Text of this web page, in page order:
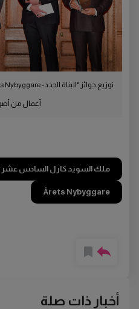
توزيع جوائز "البناة الجدد-Nybyggare"
أعمال من
ملك السويد كارل السادس
Årets Nybyggare
أخبار ذات صلة